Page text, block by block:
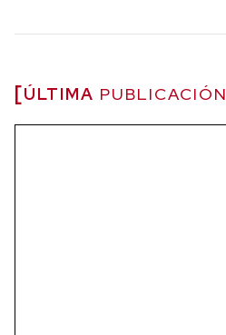
ÚLTIMA PUBLICACIÓN